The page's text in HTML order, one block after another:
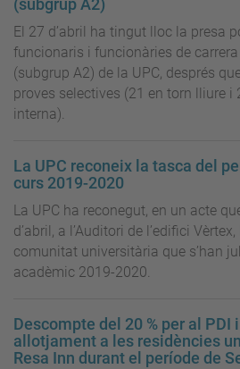
(subgrup A2)
El 27 d’abril ha tingut lloc la presa
funcionaris i funcionàries de carrera
(subgrup A2) de la UPC, després
proves selectives (21 en torn lliure i
interna).
La UPC reconeix la tasca del
curs 2019-2020
La UPC ha reconegut, en un acte
d’abril, a l’Auditori de l’edifici
comunitat universitària que s’han
acadèmic 2019-2020.
Descompte del 20 % per al PDI
allotjament a les residències
Resa Inn durant el període de